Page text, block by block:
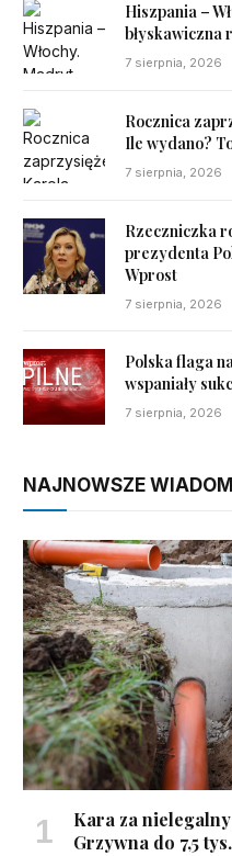
Hiszpania –
błyskawiczna
7 sierpnia, 2026
Rocznica
Ile wydano?
7 sierpnia, 2026
Rzeczniczka
prezydenta
Wprost
7 sierpnia, 2026
Polska flaga
wspaniały
7 sierpnia, 2026
NAJNOWSZE
Kara za
Grzywna do 7,5